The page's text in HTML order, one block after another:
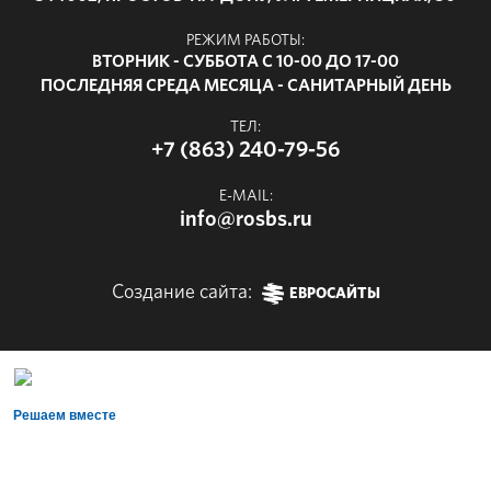
РЕЖИМ РАБОТЫ:
ВТОРНИК - СУББОТА С 10-00 ДО 17-00
ПОСЛЕДНЯЯ СРЕДА МЕСЯЦА - САНИТАРНЫЙ ДЕНЬ
ТЕЛ:
+7 (863) 240-79-56
E-MAIL:
info@rosbs.ru
Создание сайта: ЕВРОСАЙТЫ
Решаем вместе